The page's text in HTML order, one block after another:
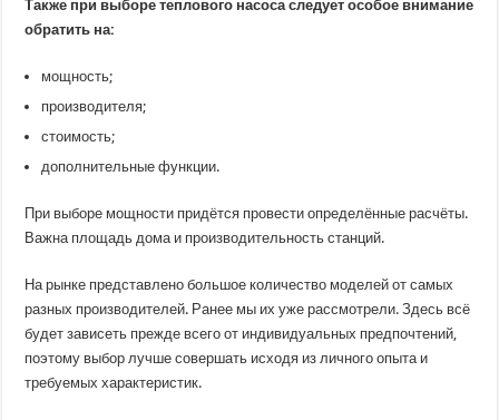
Также при выборе теплового насоса следует особое внимание
обратить на:
мощность;
производителя;
стоимость;
дополнительные функции.
При выборе мощности придётся провести определённые расчёты.
Важна площадь дома и производительность станций.
На рынке представлено большое количество моделей от самых
разных производителей. Ранее мы их уже рассмотрели. Здесь всё
будет зависеть прежде всего от индивидуальных предпочтений,
поэтому выбор лучше совершать исходя из личного опыта и
требуемых характеристик.